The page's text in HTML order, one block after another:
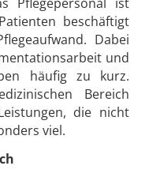
beschäftigt
Dabei
und
häufig zu kurz.
Bereich
die nicht
viel.